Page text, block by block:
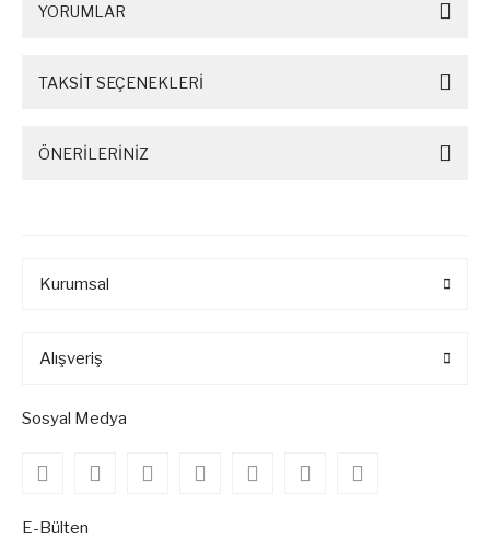
YORUMLAR
TAKSİT SEÇENEKLERİ
ÖNERİLERİNİZ
Kurumsal
Alışveriş
Sosyal Medya
E-Bülten